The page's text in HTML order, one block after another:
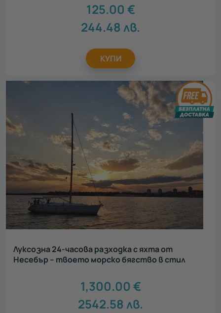
125.00 €
244.48 лв.
КУПИ
Луксозна 24-часова разходка с яхта от
Несебър – твоето морско бягство в стил
1,300.00 €
2542.58 лв.